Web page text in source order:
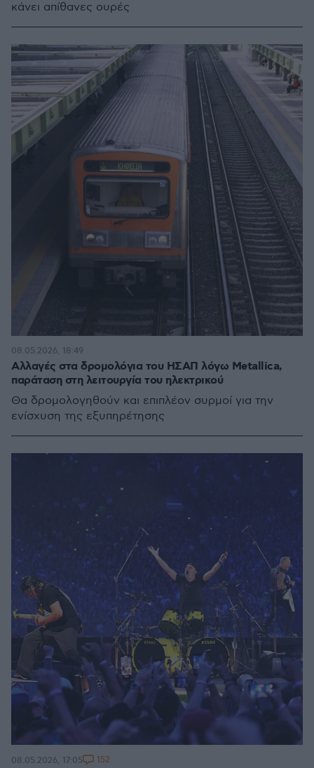
κάνει απίθανες ουρές
Αλλαγές στα δρομολόγια του ΗΣΑΠ λόγω Metallica,
παράταση στη λειτουργία του ηλεκτρικού
Θα δρομολογηθούν και επιπλέον συρμοί για την
ενίσχυση της εξυπηρέτησης
08.05.2026, 18:49
08.05.2026, 17:05 152